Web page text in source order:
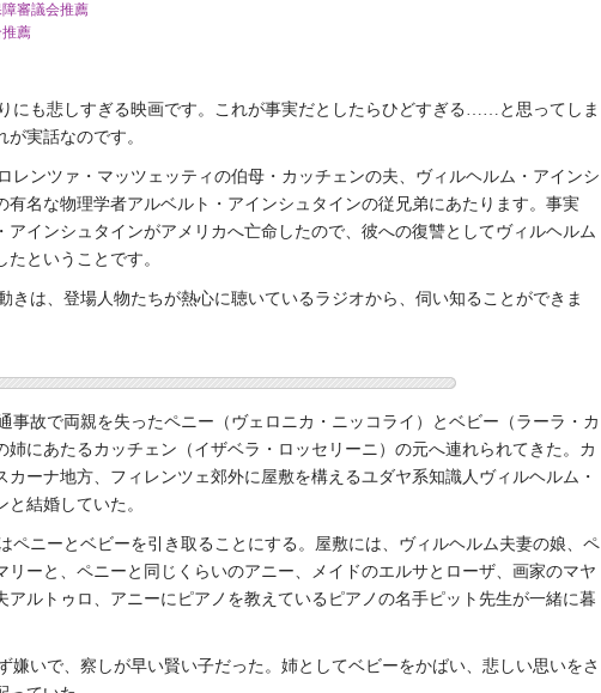
審議会推薦
薦
にも悲しすぎる映画です。これが事実だとしたらひどすぎる……と思ってしま
が実話なのです。
レンツァ・マッツェッティの伯母・カッチェンの夫、ヴィルヘルム・アインシ
有名な物理学者アルベルト・アインシュタインの従兄弟にあたります。事実
アインシュタインがアメリカへ亡命したので、彼への復讐としてヴィルヘルム
ということです。
きは、登場人物たちが熱心に聴いているラジオから、伺い知ることができま
事故で両親を失ったペニー（ヴェロニカ・ニッコライ）とベビー（ラーラ・カ
姉にあたるカッチェン（イザベラ・ロッセリーニ）の元へ連れられてきた。カ
カーナ地方、フィレンツェ郊外に屋敷を構えるユダヤ系知識人ヴィルヘルム・
結婚していた。
ペニーとベビーを引き取ることにする。屋敷には、ヴィルヘルム夫妻の娘、ペ
リーと、ペニーと同じくらいのアニー、メイドのエルサとローザ、画家のマヤ
アルトゥロ、アニーにピアノを教えているピアノの名手ピット先生が一緒に暮
嫌いで、察しが早い賢い子だった。姉としてベビーをかばい、悲しい思いをさ